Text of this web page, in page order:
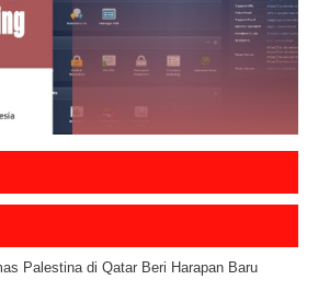
Palestina di Qatar Beri Harapan Baru